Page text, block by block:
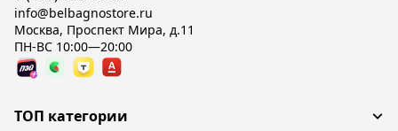
info@belbagnostore.ru
Москва, Проспект Мира, д.11
ПН-ВС 10:00—20:00
ТОП категории